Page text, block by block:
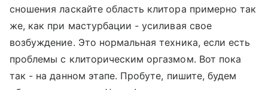
сношения ласкайте область клитора примерно так
же, как при мастурбации - усиливая свое
возбуждение. Это нормальная техника, если есть
проблемы с клиторическим оргазмом. Вот пока
так - на данном этапе. Пробуте, пишите, будем